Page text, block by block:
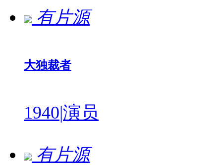
有片源
大独裁者
1940|演员
有片源